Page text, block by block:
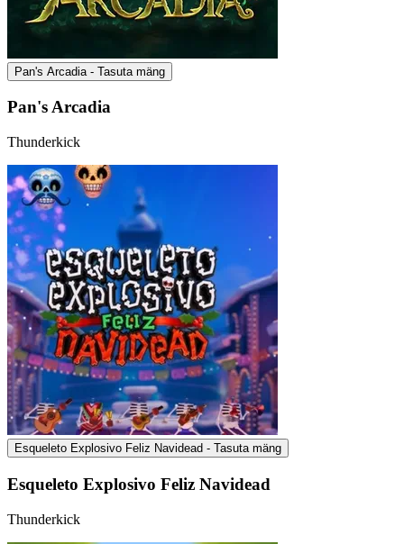
Pan's Arcadia - Tasuta mäng
Pan's Arcadia
Thunderkick
Esqueleto Explosivo Feliz Navidead - Tasuta mäng
Esqueleto Explosivo Feliz Navidead
Thunderkick